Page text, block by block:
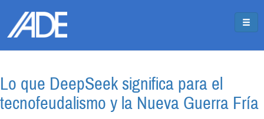
Lo que DeepSeek significa para el
tecnofeudalismo y la Nueva Guerra Fría